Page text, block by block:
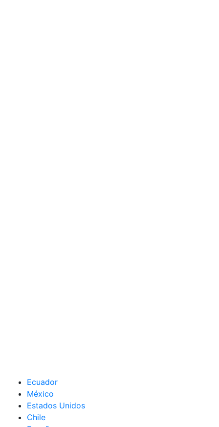
Ecuador
México
Estados Unidos
Chile